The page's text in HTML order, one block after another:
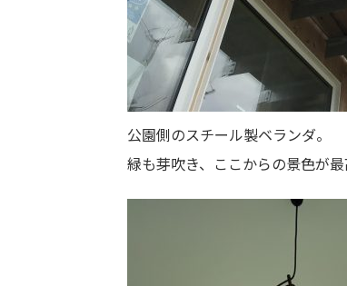
公園側のスチール製ベランダ。
緑も芽吹き、ここからの景色が最